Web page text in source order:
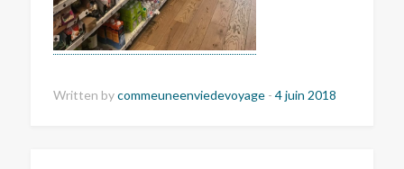
Written bycommeuneenviedevoyage - 4 juin 2018